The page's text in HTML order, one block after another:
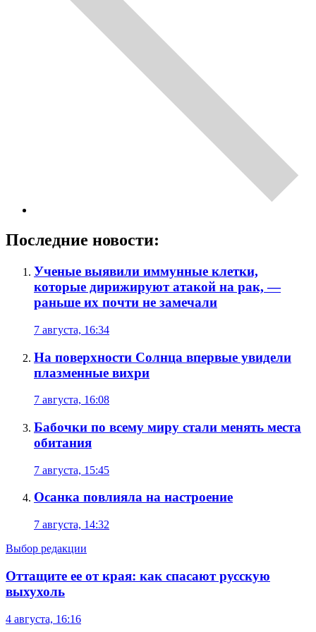
Последние новости:
Ученые выявили иммунные клетки,
которые дирижируют атакой на рак, —
раньше их почти не замечали
7 августа, 16:34
На поверхности Солнца впервые увидели
плазменные вихри
7 августа, 16:08
Бабочки по всему миру стали менять места
обитания
7 августа, 15:45
Осанка повлияла на настроение
7 августа, 14:32
Выбор редакции
Оттащите ее от края: как спасают русскую
выхухоль
4 августа, 16:16